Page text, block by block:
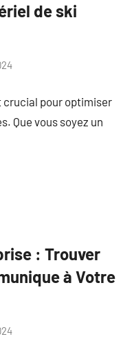
de ski
crucial pour optimiser
Que vous soyez un
: Trouver
à Votre